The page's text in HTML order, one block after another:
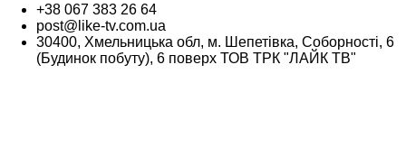
+38 067 383 26 64
post@like-tv.com.ua
30400, Хмельницька обл, м. Шепетівка, Соборності, 6
(Будинок побуту), 6 поверх ТОВ ТРК "ЛАЙК ТВ"